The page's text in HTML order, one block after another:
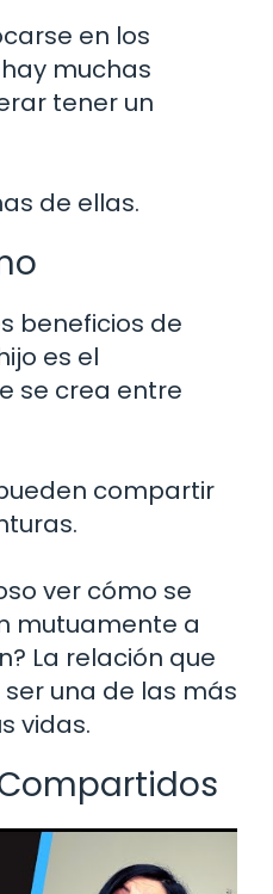
en los
muchas
tener un
de ellas.
beneficios de
es el
se crea entre
compartir
ver cómo se
mutuamente a
La relación que
una de las más
vidas.